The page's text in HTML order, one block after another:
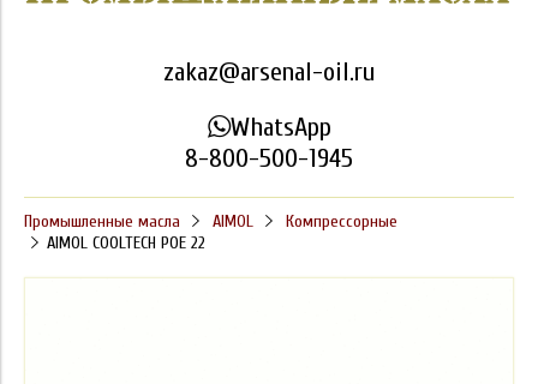
zakaz@arsenal-oil.ru
WhatsApp
8-800-500-1945
Промышленные масла AIMOL
Компрессорные
AIMOL COOLTECH POE 22